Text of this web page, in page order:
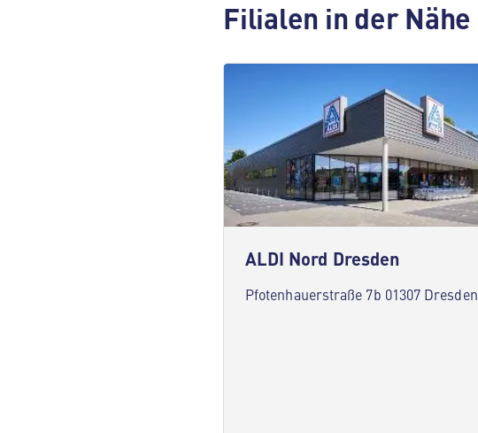
Filialen in der Nähe
ALDI Nord Dresden
Pfotenhauerstraße 7b 01307 Dresden